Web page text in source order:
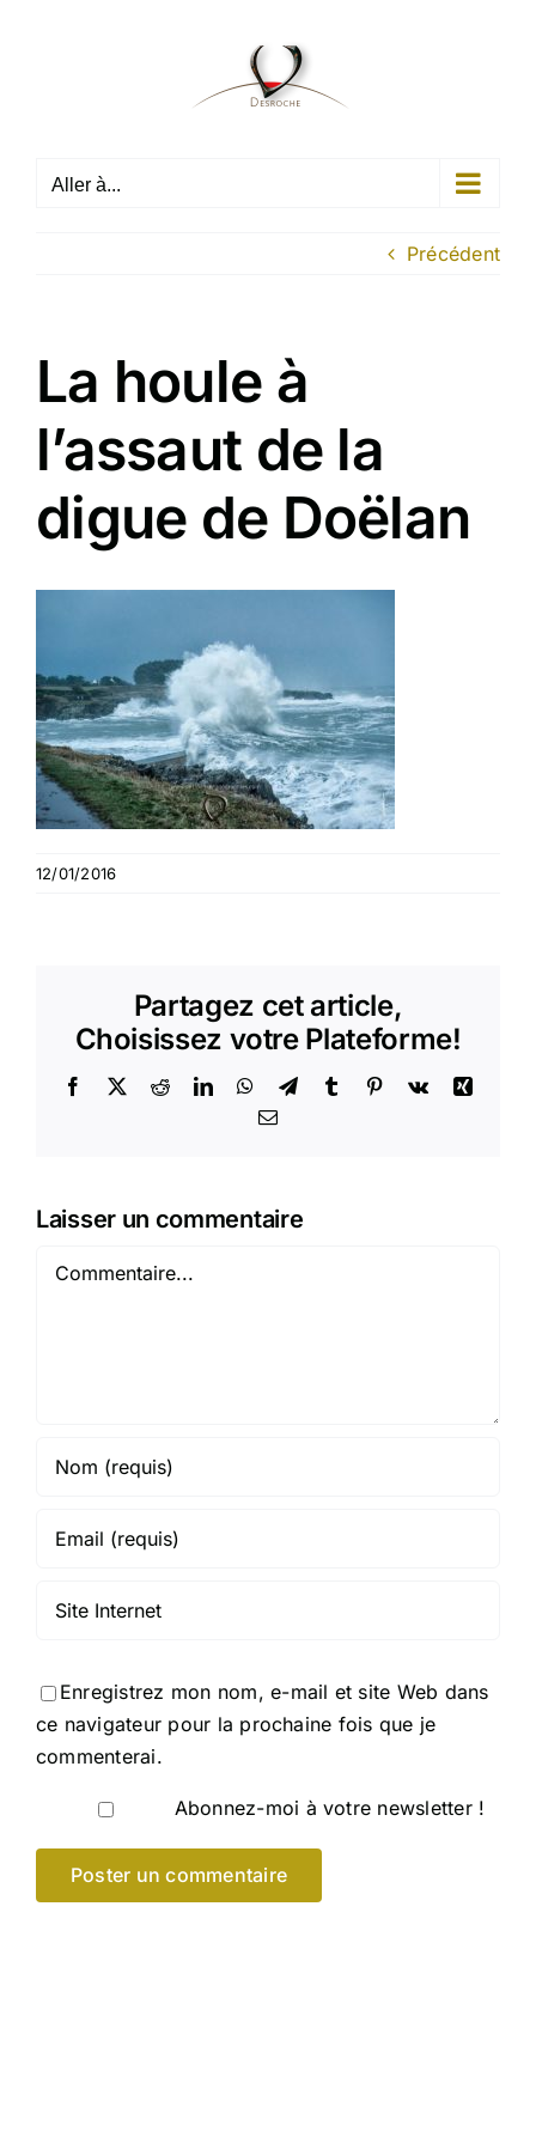
Aller à...
Précédent
La houle à
l’assaut de la
digue de Doëlan
12/01/2016
Partagez cet article,
Choisissez votre Plateforme!
Facebook
X RedditLinkedInWhatsApp
TelegramTumblr Pinterest
Vk
Xing
Email
Laisser un commentaire
Commentaire
Enregistrez mon nom, e-mail et site Web dans
ce navigateur pour la prochaine fois que je
commenterai.
Abonnez-moi à votre newsletter !